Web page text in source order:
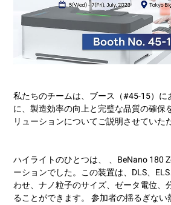
私たちのチームは、ブース（#45-15）に
に、製造効率の向上と完璧な品質の確保
リューションについてご説明させていた
ハイライトのひとつは、
、BeNano 180
ーションでした。この装置は、DLS、
わせ、ナノ粒子のサイズ、ゼータ電位、
ることができます。 参加者の揺るぎない